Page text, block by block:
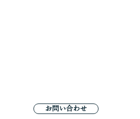
お問い合わせ